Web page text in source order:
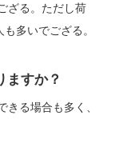
ざる。ただし荷
多いでござる。
ますか？
る場合も多く、